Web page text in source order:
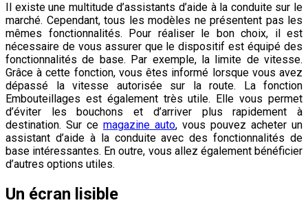
Il existe une multitude d’assistants d’aide à la conduite sur le
marché. Cependant, tous les modèles ne présentent pas les
mêmes fonctionnalités. Pour réaliser le bon choix, il est
nécessaire de vous assurer que le dispositif est équipé des
fonctionnalités de base. Par exemple, la limite de vitesse.
Grâce à cette fonction, vous êtes informé lorsque vous avez
dépassé la vitesse autorisée sur la route. La fonction
Embouteillages est également très utile. Elle vous permet
d’éviter les bouchons et d’arriver plus rapidement à
destination. Sur ce magazine auto, vous pouvez acheter un
assistant d’aide à la conduite avec des fonctionnalités de
base intéressantes. En outre, vous allez également bénéficier
d’autres options utiles.
Un écran lisible